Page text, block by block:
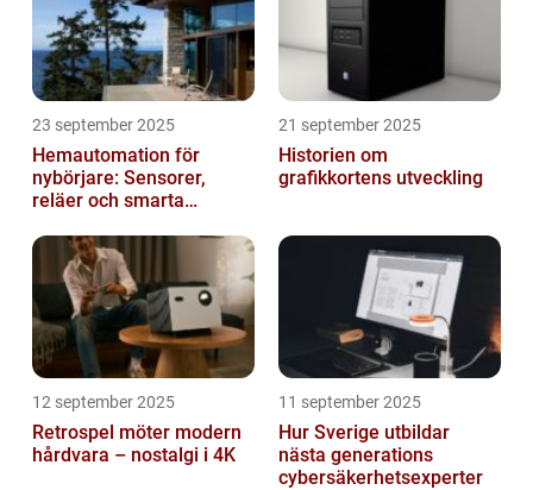
23 september 2025
Hemautomation för
nybörjare: Sensorer,
reläer och smarta
21 september 2025
Historien om
grafikkortens utveckling
12 september 2025
Retrospel möter modern
hårdvara – nostalgi i 4K
11 september 2025
Hur Sverige utbildar
nästa generations
cybersäkerhetsexperter